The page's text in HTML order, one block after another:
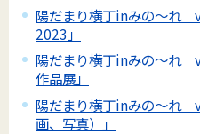
陽だまり横丁inみの～れ
2023」
陽だまり横丁inみの～れ
作品展」
陽だまり横丁inみの～れ
画、写真）」